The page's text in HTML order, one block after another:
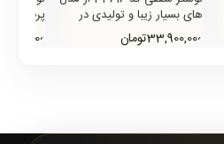
های بسیار زیبا و تولیدی در
لوستر سنتر است که از
جدیدترین و بروزترین طراح..
33,900,000تومان
پرفروش
سنتر با